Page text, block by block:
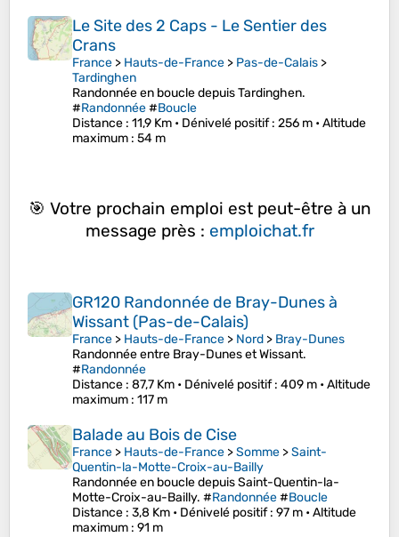
Le Site des 2 Caps - Le Sentier des
Crans
France > Hauts-de-France > Pas-de-Calais >
Tardinghen
Randonnée en boucle depuis Tardinghen.
#Randonnée#Boucle
Distance : 11,9 Km • Dénivelé positif: 256 m •Altitude
maximum : 54 m
🎯 Votre prochain emploi est peut-être à un
message près : emploichat.fr
GR120 Randonnée de Bray-Dunes à
Wissant (Pas-de-Calais)
France > Hauts-de-France > Nord > Bray-Dunes
Randonnée entre Bray-Dunes et Wissant.
#Randonnée
Distance : 87,7 Km • Dénivelé positif: 409 m •Altitude
maximum : 117 m
Balade au Bois de Cise
France > Hauts-de-France >Somme >Saint-
Quentin-la-Motte-Croix-au-Bailly
Randonnée en boucle depuis Saint-Quentin-la-
Motte-Croix-au-Bailly. #Randonnée#Boucle
Distance : 3,8 Km • Dénivelé positif: 97 m •Altitude
maximum : 91 m